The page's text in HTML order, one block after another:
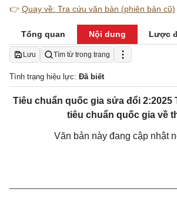
👉 Quay về: Tra cứu văn bản (phiên bản cũ)
Tổng quan Nội dung Lược
Lưu Tìm từ trong trang
Tình trạng hiệu lực: Đã biết
Tiêu chuẩn quốc gia sửa đổi 2:2025
tiêu chuẩn quốc gia về
Văn bản này đang cập nhật